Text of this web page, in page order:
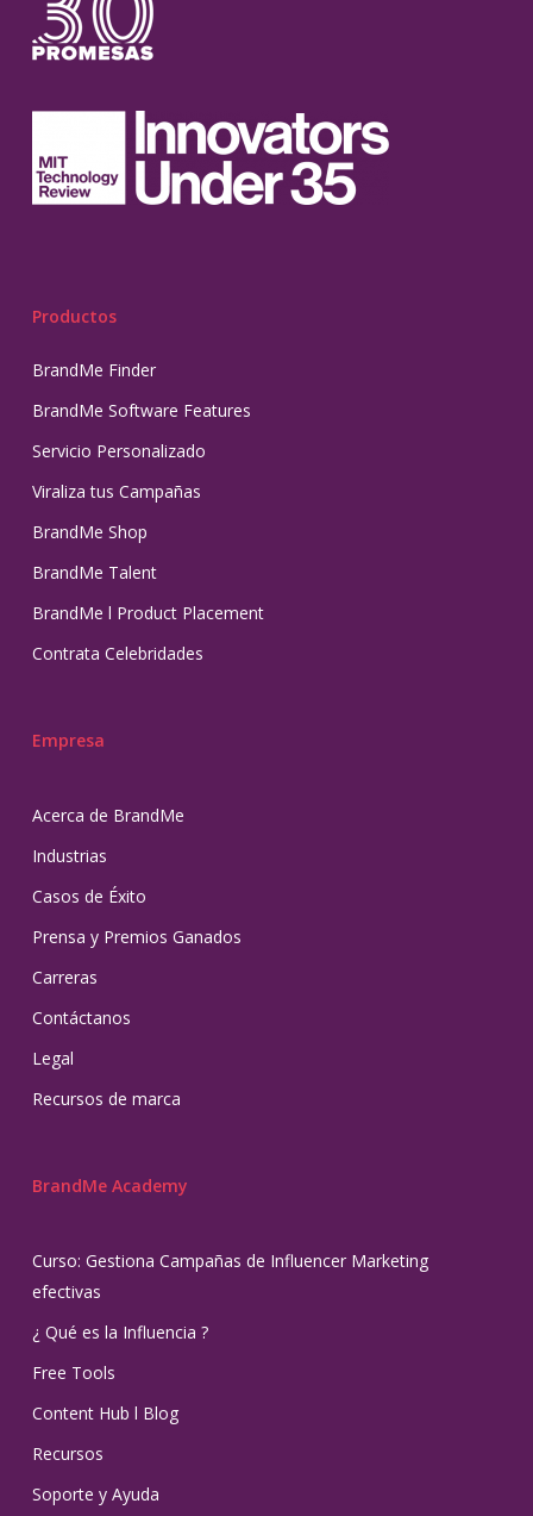
Productos
BrandMe Finder
BrandMe Software Features
Servicio Personalizado
Viraliza tus Campañas
BrandMe Shop
BrandMe Talent
BrandMe l Product Placement
Contrata Celebridades
Empresa
Acerca de BrandMe
Industrias
Casos de Éxito
Prensa y Premios Ganados
Carreras
Contáctanos
Legal
Recursos de marca
BrandMe Academy
Curso: Gestiona Campañas de Influencer Marketing
efectivas
¿ Qué es la Influencia ?
Free Tools
Content Hub l Blog
Recursos
Soporte y Ayuda